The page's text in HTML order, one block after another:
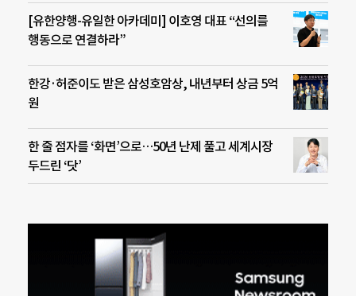
[유한양행-유일한 아카데미] 이호영 대표 “선의를
행동으로 연결하라”
한강·허준이도 받은 삼성호암상, 내년부터 상금 5억
원
한 줄 점자를 ‘화면’으로…50년 난제 풀고 세계시장
두드린 ‘닷’